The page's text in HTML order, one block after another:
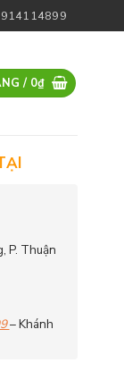
/ 0₫
P. Thuận
– Khánh